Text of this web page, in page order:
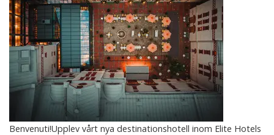
Benvenuti!Upplev vårt nya destinationshotell inom Elite Hotels